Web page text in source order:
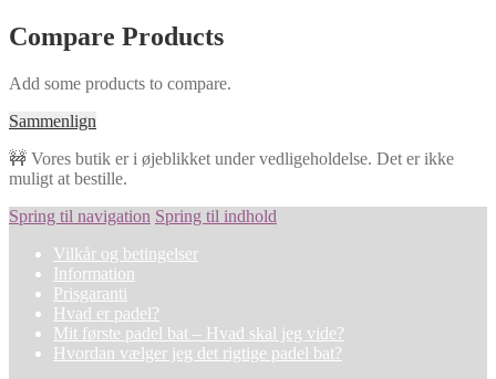
Compare Products
Add some products to compare.
Sammenlign
🚧 Vores butik er i øjeblikket under vedligeholdelse. Det er ikke
muligt at bestille.
Spring til navigation Spring til indhold
Vilkår og betingelser
Information
Prisgaranti
Hvad er padel?
Mit første padel bat – Hvad skal jeg vide?
Hvordan vælger jeg det rigtige padel bat?